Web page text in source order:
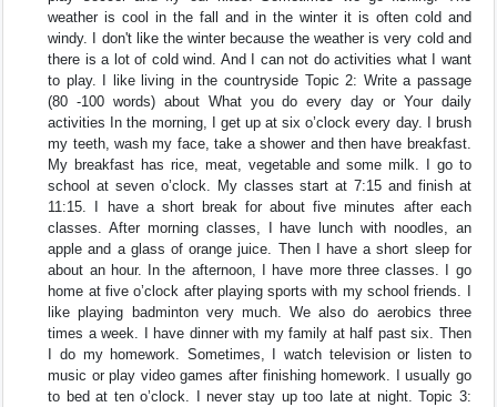
weather is cool in the fall and in the winter it is often cold and
windy. I don't like the winter because the weather is very cold and
there is a lot of cold wind. And I can not do activities what I want
to play. I like living in the countryside Topic 2: Write a passage
(80 -100 words) about What you do every day or Your daily
activities In the morning, I get up at six o’clock every day. I brush
my teeth, wash my face, take a shower and then have breakfast.
My breakfast has rice, meat, vegetable and some milk. I go to
school at seven o’clock. My classes start at 7:15 and finish at
11:15. I have a short break for about five minutes after each
classes. After morning classes, I have lunch with noodles, an
apple and a glass of orange juice. Then I have a short sleep for
about an hour. In the afternoon, I have more three classes. I go
home at five o’clock after playing sports with my school friends. I
like playing badminton very much. We also do aerobics three
times a week. I have dinner with my family at half past six. Then
I do my homework. Sometimes, I watch television or listen to
music or play video games after finishing homework. I usually go
to bed at ten o’clock. I never stay up too late at night. Topic 3: